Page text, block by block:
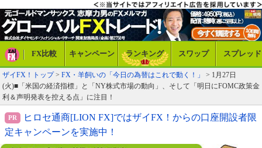
FX比較 キャンペーン ランキング スワップ スプレッド
ザイFX！トップ> FX・羊飼いの「今日の為替はこれで動く！」
> 1月27日
(火)■「米国の経済指標」と「NY株式市場の動向」、そして「明日にFOMC政策金
利＆声明発表を控える点」に注目！
ヒロセ通商[LION FX]ではザイFX！からの口座開設者限
定キャンペーンを実施中！